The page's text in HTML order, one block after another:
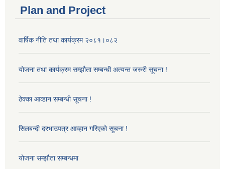
Plan and Project
वार्षिक नीति तथा कार्यक्रम २०८१।०८२
योजना तथा कार्यक्रम सम्झौता सम्बन्धी अत्यन्त जरुरी सूचना !
ठेक्का आव्हान सम्बन्धी सूचना !
सिलबन्दी दरभाउपत्र आव्हान गरिएको सूचना !
योजना सम्झौता सम्बन्धमा